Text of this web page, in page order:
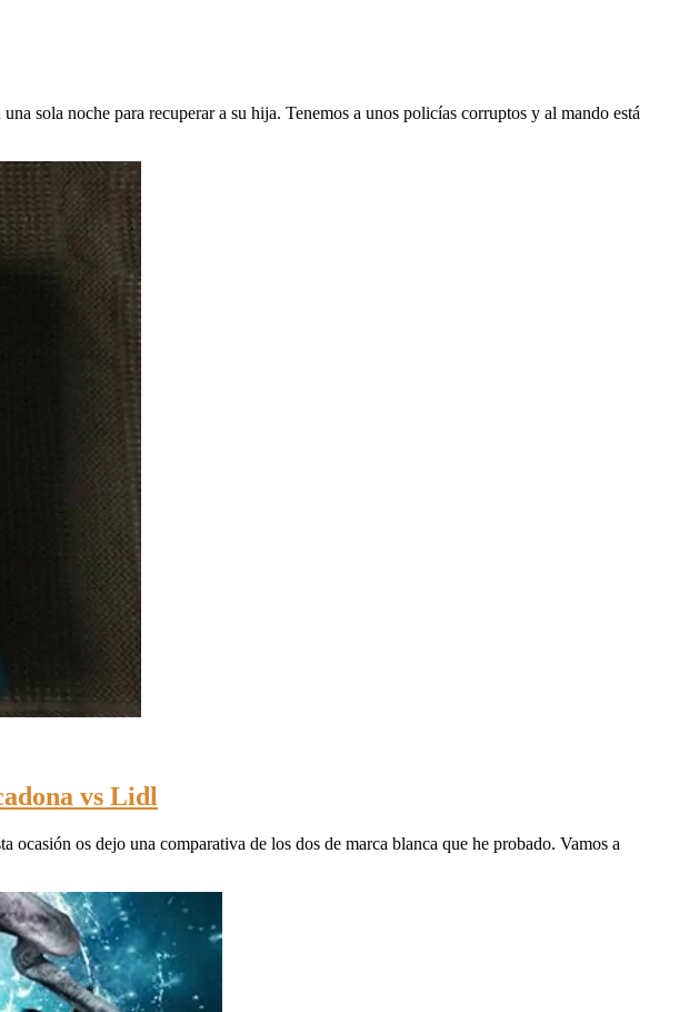
sola noche para recuperar a su hija. Tenemos a unos policías corruptos y al mando está
vs Lidl
os dejo una comparativa de los dos de marca blanca que he probado. Vamos a